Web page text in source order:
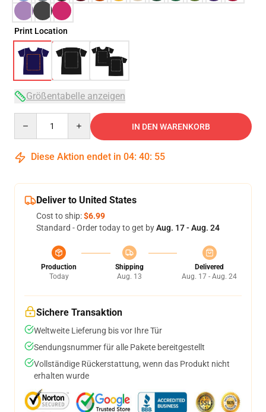
Print Location
Größentabelle anzeigen
IN DEN WARENKORB
Diese Aktion endet in 04: 40: 54
Deliver to United States
Cost to ship:$6.99
Standard - Order today to get byAug. 17 - Aug. 24
Production
Today
Shipping
Aug. 13
Delivered
Aug. 17 - Aug. 24
Sichere Transaktion
Weltweite Lieferung bis vor Ihre Tür
Sendungsnummer für alle Pakete bereitgestellt
Vollständige Rückerstattung, wenn das Produkt nicht
erhalten wurde